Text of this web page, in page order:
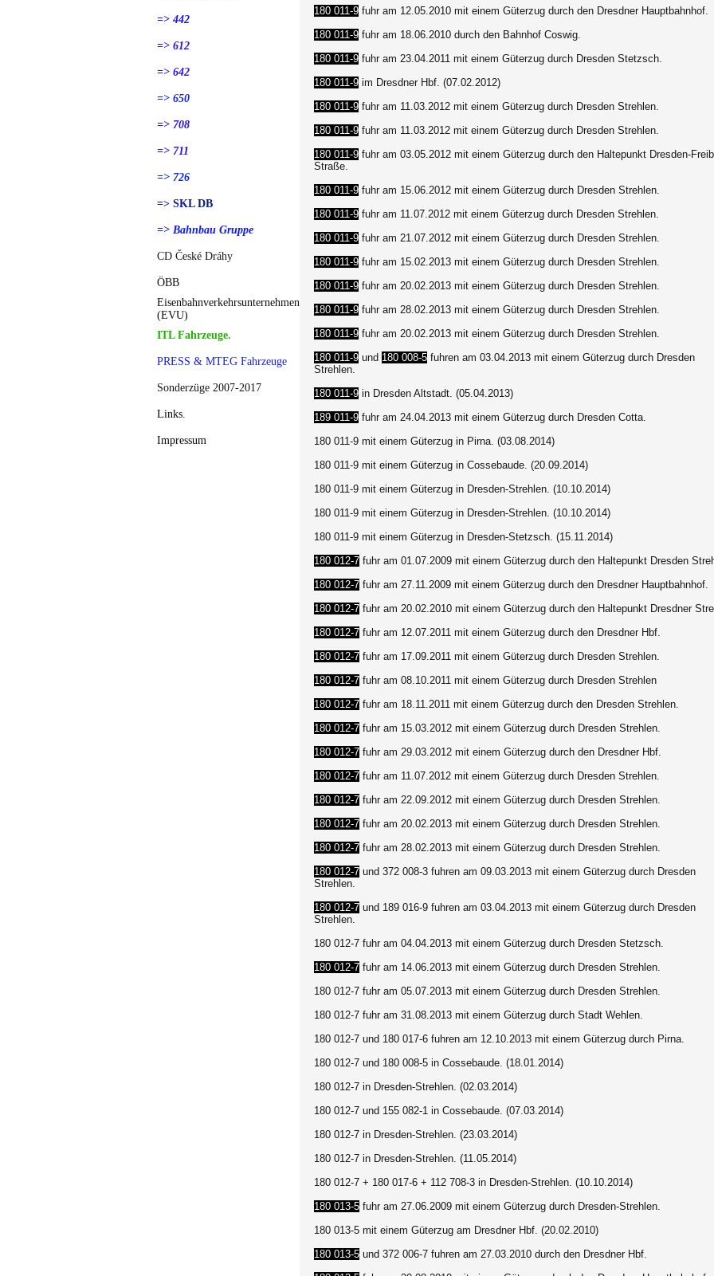
=> 442
=> 612
=> 642
=> 650
=> 708
=> 711
=> 726
=> SKL DB
=> Bahnbau Gruppe
CD České Dráhy
ÖBB
Eisenbahnverkehrsunternehmen
(EVU)
ITL Fahrzeuge.
PRESS & MTEG Fahrzeuge
Sonderzüge 2007-2017
Links.
Impressum
180 011-9 fuhr am 12.05.2010 mit einem Güterzug durch den Dresdner Hauptbahnhof.
180 011-9 fuhr am 18.06.2010 durch den Bahnhof Coswig.
180 011-9 fuhr am 23.04.2011 mit einem Güterzug durch Dresden Stetzsch.
180 011-9 im Dresdner Hbf. (07.02.2012)
180 011-9 fuhr am 11.03.2012 mit einem Güterzug durch Dresden Strehlen.
180 011-9 fuhr am 11.03.2012 mit einem Güterzug durch Dresden Strehlen.
180 011-9 fuhr am 03.05.2012 mit einem Güterzug durch den Haltepunkt Dresden-
Straße.
180 011-9 fuhr am 15.06.2012 mit einem Güterzug durch Dresden Strehlen.
180 011-9 fuhr am 11.07.2012 mit einem Güterzug durch Dresden Strehlen.
180 011-9 fuhr am 21.07.2012 mit einem Güterzug durch Dresden Strehlen.
180 011-9 fuhr am 15.02.2013 mit einem Güterzug durch Dresden Strehlen.
180 011-9 fuhr am 20.02.2013 mit einem Güterzug durch Dresden Strehlen.
180 011-9 fuhr am 28.02.2013 mit einem Güterzug durch Dresden Strehlen.
180 011-9 fuhr am 20.02.2013 mit einem Güterzug durch Dresden Strehlen.
180 011-9 und 180 008-5 fuhren am 03.04.2013 mit einem Güterzug durch Dresden
Strehlen.
180 011-9 in Dresden Altstadt. (05.04.2013)
189 011-9 fuhr am 24.04.2013 mit einem Güterzug durch Dresden Cotta.
180 011-9 mit einem Güterzug in Pirna. (03.08.2014)
180 011-9 mit einem Güterzug in Cossebaude. (20.09.2014)
180 011-9 mit einem Güterzug in Dresden-Strehlen. (10.10.2014)
180 011-9 mit einem Güterzug in Dresden-Strehlen. (10.10.2014)
180 011-9 mit einem Güterzug in Dresden-Stetzsch. (15.11.2014)
180 012-7 fuhr am 01.07.2009 mit einem Güterzug durch den Haltepunkt Dresden
180 012-7 fuhr am 27.11.2009 mit einem Güterzug durch den Dresdner Hauptbahnhof.
180 012-7 fuhr am 20.02.2010 mit einem Güterzug durch den Haltepunkt Dresdner
180 012-7 fuhr am 12.07.2011 mit einem Güterzug durch den Dresdner Hbf.
180 012-7 fuhr am 17.09.2011 mit einem Güterzug durch Dresden Strehlen.
180 012-7 fuhr am 08.10.2011 mit einem Güterzug durch Dresden Strehlen
180 012-7 fuhr am 18.11.2011 mit einem Güterzug durch den Dresden Strehlen.
180 012-7 fuhr am 15.03.2012 mit einem Güterzug durch Dresden Strehlen.
180 012-7 fuhr am 29.03.2012 mit einem Güterzug durch den Dresdner Hbf.
180 012-7 fuhr am 11.07.2012 mit einem Güterzug durch Dresden Strehlen.
180 012-7 fuhr am 22.09.2012 mit einem Güterzug durch Dresden Strehlen.
180 012-7 fuhr am 20.02.2013 mit einem Güterzug durch Dresden Strehlen.
180 012-7 fuhr am 28.02.2013 mit einem Güterzug durch Dresden Strehlen.
180 012-7 und 372 008-3 fuhren am 09.03.2013 mit einem Güterzug durch Dresden
Strehlen.
180 012-7 und 189 016-9 fuhren am 03.04.2013 mit einem Güterzug durch Dresden
Strehlen.
180 012-7 fuhr am 04.04.2013 mit einem Güterzug durch Dresden Stetzsch.
180 012-7 fuhr am 14.06.2013 mit einem Güterzug durch Dresden Strehlen.
180 012-7 fuhr am 05.07.2013 mit einem Güterzug durch Dresden Strehlen.
180 012-7 fuhr am 31.08.2013 mit einem Güterzug durch Stadt Wehlen.
180 012-7 und 180 017-6 fuhren am 12.10.2013 mit einem Güterzug durch Pirna.
180 012-7 und 180 008-5 in Cossebaude. (18.01.2014)
180 012-7 in Dresden-Strehlen. (02.03.2014)
180 012-7 und 155 082-1 in Cossebaude. (07.03.2014)
180 012-7 in Dresden-Strehlen. (23.03.2014)
180 012-7 in Dresden-Strehlen. (11.05.2014)
180 012-7 + 180 017-6 + 112 708-3 in Dresden-Strehlen. (10.10.2014)
180 013-5 fuhr am 27.06.2009 mit einem Güterzug durch Dresden-Strehlen.
180 013-5 mit einem Güterzug am Dresdner Hbf. (20.02.2010)
180 013-5 und 372 006-7 fuhren am 27.03.2010 durch den Dresdner Hbf.